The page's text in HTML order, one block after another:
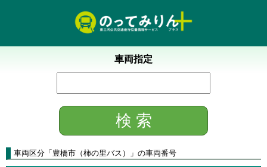
車両指定
車両区分 「 豊橋市（柿の里バス） 」 の車両番号